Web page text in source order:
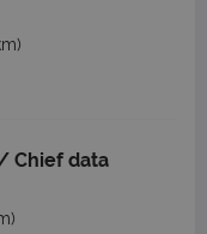
Chief data